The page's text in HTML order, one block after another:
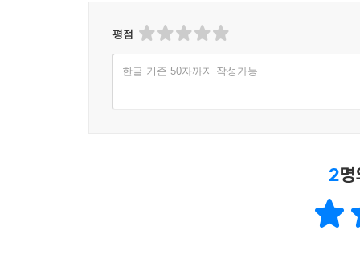
평점
한글 기준 50자까지 작성가능
2